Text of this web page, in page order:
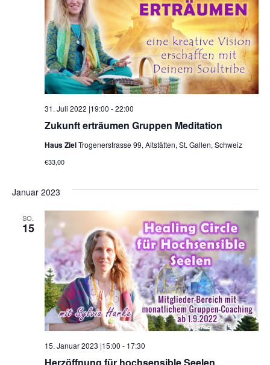
Zukunft erträumen Gruppen Meditation
31. Juli 2022 |19:00 -22:00
Haus ZielTrogenerstrasse 99, Altstätten, St. Gallen, Schweiz
€33,00
Januar 2023
SO.
15
Herzöffnung für hochsensible Seelen
15. Januar 2023 |15:00 - 17:30